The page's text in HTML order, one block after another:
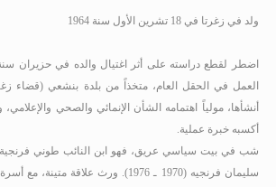
ولد في زغرتا في 18 تشرين الأول سنة 1964
العمل في الحقل العام، متخذاً من بلدة بنشعي (قضاء
أنشأها، مولياً اهتمامه الشأن الإنمائي والصحي
أكسبه خبرة عملية.
شب في بيت سياسي عريق، فهو ابن النائب طوني
سليمان فرنجيه (1970 ـ 1976). ورث علاقة